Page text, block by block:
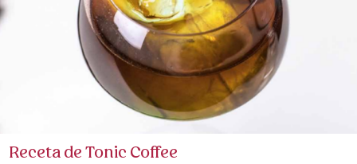
Receta de Tonic Coffee